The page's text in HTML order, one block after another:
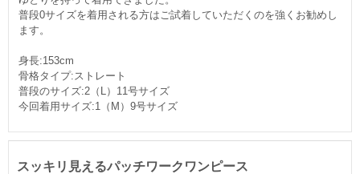
普段0サイズを着用される方はご試着していただくのを強くお勧めし
ます。
身長:153cm
骨格タイプ:ストレート
普段のサイズ:2（L）11号サイズ
今回着用サイズ:1（M）9号サイズ
スッキリ見えるパッチワークワンピース